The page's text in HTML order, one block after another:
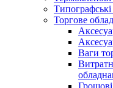
Торгове
Ваги